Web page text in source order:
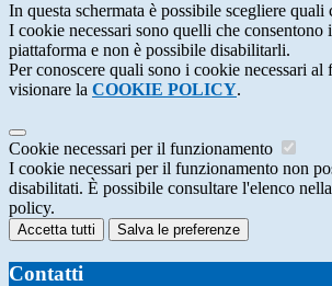
In questa schermata è possibile scegliere quali
I cookie necessari sono quelli che consentono
piattaforma e non è possibile disabilitarli.
Per conoscere quali sono i cookie necessari al
visionare la COOKIE POLICY.
Cookie necessari per il funzionamento
I cookie necessari per il funzionamento non
disabilitati. È possibile consultare l'elenco
policy.
Accetta tutti Salva le preferenze
Contatti